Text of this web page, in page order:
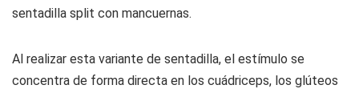
sentadilla split con mancuernas.
Al realizar esta variante de sentadilla, el estímulo se
concentra de forma directa en los cuádriceps, los glúteos